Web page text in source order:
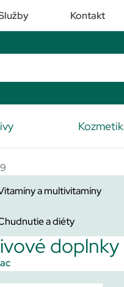
Kontakt
a multivitamíny
a diéty
doplnky